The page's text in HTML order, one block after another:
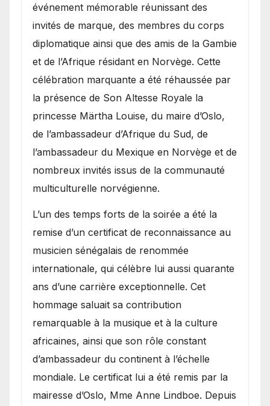
événement mémorable réunissant des
invités de marque, des membres du corps
diplomatique ainsi que des amis de la Gambie
et de l’Afrique résidant en Norvège. Cette
célébration marquante a été réhaussée par
la présence de Son Altesse Royale la
princesse Märtha Louise, du maire d’Oslo,
de l’ambassadeur d’Afrique du Sud, de
l’ambassadeur du Mexique en Norvège et de
nombreux invités issus de la communauté
multiculturelle norvégienne.
​L’un des temps forts de la soirée a été la
remise d’un certificat de reconnaissance au
musicien sénégalais de renommée
internationale, qui célèbre lui aussi quarante
ans d’une carrière exceptionnelle. Cet
hommage saluait sa contribution
remarquable à la musique et à la culture
africaines, ainsi que son rôle constant
d’ambassadeur du continent à l’échelle
mondiale. Le certificat lui a été remis par la
mairesse d’Oslo, Mme Anne Lindboe. Depuis